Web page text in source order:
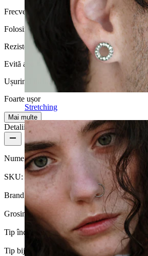
Stretching
Frecvență purtare
Folosirea moderată
Rezistență la apă
Evită apa
Ușurință utilizare
Foarte ușor
Mai multe
Detalii produs
Nume:Barbell industrială cu model copacul vieții
SKU:Barbell-161
Brand:Bodymod Trend
Grosimea firului:
Tip încuietoare:Filet exterior
Tip bijuterie: